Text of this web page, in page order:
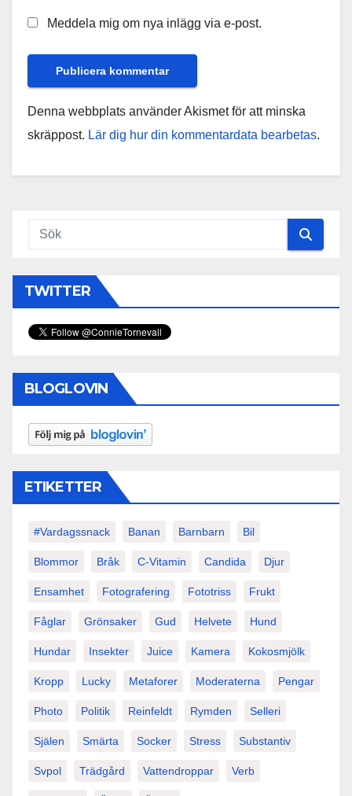
Meddela mig om nya inlägg via e-post.
Denna webbplats använder Akismet för att minska
skräppost. Lär dig hur din kommentardata bearbetas.
TWITTER
BLOGLOVIN
ETIKETTER
#vardagssnack Banan Barnbarn Bil
Blommor Bråk C-Vitamin Candida Djur
Ensamhet Fotografering Fototriss Frukt
Fåglar Grönsaker Gud Helvete Hund
Hundar Insekter Juice Kamera Kokosmjölk
Kropp Lucky Metaforer Moderaterna Pengar
Photo Politik Reinfeldt Rymden Selleri
Själen Smärta Socker Stress Substantiv
Svpol Trädgård Vattendroppar Verb